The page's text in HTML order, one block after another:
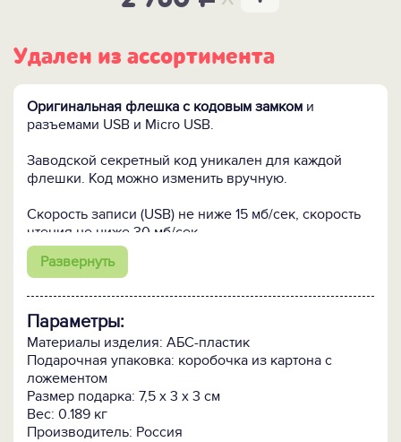
Удален из ассортимента
Оригинальная флешка с кодовым замком и
разъемами USB и Micro USB.
Заводской секретный код уникален для каждой
флешки. Код можно изменить вручную.
Скорость записи (USB) не ниже 15 мб/cек, скорость
чтения не ниже 30 мб/сек.
Cкорости записи и чтения через Micro USB зависят
от используемого устройства, включая
USB-порт.
Развернуть
Параметры:
Материалы изделия: АБС-пластик
Подарочная упаковка: коробочка из картона с
ложементом
Размер подарка: 7,5 х 3 х 3 см
Вес: 0.189 кг
Производитель: Россия